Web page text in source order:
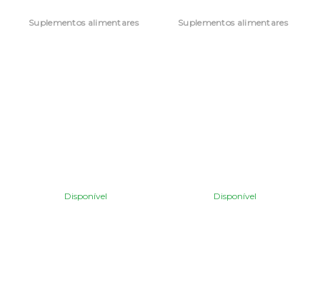
Suplementos alimentares
Disponível
Suplementos alimentares
Disponível